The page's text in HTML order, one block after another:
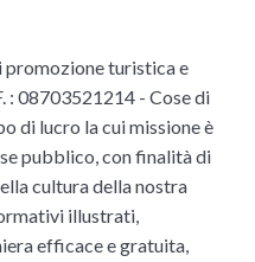
turistica e
: 08703521214 - Cose di
di lucro la cui missione è
pubblico, con finalità di
cultura della nostra
illustrati,
efficace e gratuita,